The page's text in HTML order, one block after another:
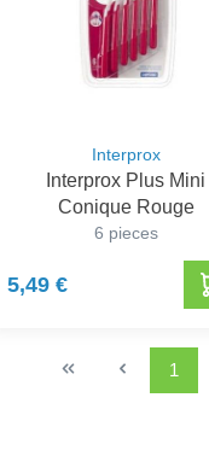
Interprox
Interprox Plus Mini
Conique Rouge
6 pieces
5,49 €
1